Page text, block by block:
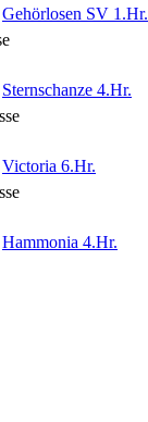
Gehörlosen SV 1.Hr.
Sternschanze 4.Hr.
Victoria 6.Hr.
Hammonia 4.Hr.